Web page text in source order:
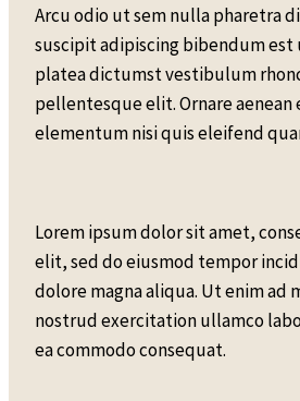
Arcu odio ut sem nulla pharetra
suscipit adipiscing bibendum est
platea dictumst vestibulum
pellentesque elit. Ornare aenean
elementum nisi quis eleifend
Lorem ipsum dolor sit amet,
elit, sed do eiusmod tempor
dolore magna aliqua. Ut enim ad
nostrud exercitation ullamco
ea commodo consequat.